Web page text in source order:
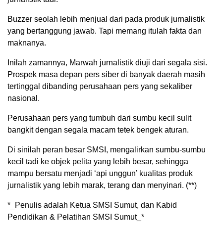
Buzzer seolah lebih menjual dari pada produk jurnalistik
yang bertanggung jawab. Tapi memang itulah fakta dan
maknanya.
Inilah zamannya, Marwah jurnalistik diuji dari segala sisi.
Prospek masa depan pers siber di banyak daerah masih
tertinggal dibanding perusahaan pers yang sekaliber
nasional.
Perusahaan pers yang tumbuh dari sumbu kecil sulit
bangkit dengan segala macam tetek bengek aturan.
Di sinilah peran besar SMSI, mengalirkan sumbu-sumbu
kecil tadi ke objek pelita yang lebih besar, sehingga
mampu bersatu menjadi ‘api unggun’ kualitas produk
jurnalistik yang lebih marak, terang dan menyinari. (**)
*_Penulis adalah Ketua SMSI Sumut, dan Kabid
Pendidikan & Pelatihan SMSI Sumut_*